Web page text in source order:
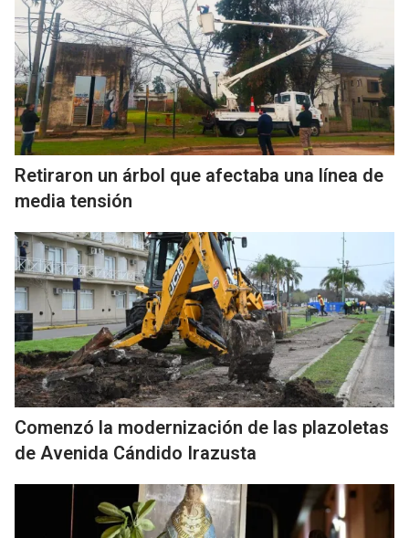
Retiraron un árbol que afectaba una línea de
media tensión
Comenzó la modernización de las plazoletas
de Avenida Cándido Irazusta